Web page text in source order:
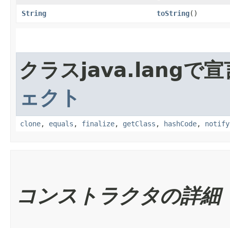
String toString()
クラスjava.langで宣
ェクト
clone, equals , finalize, getClass , hashCode, notify
コンストラクタの詳細